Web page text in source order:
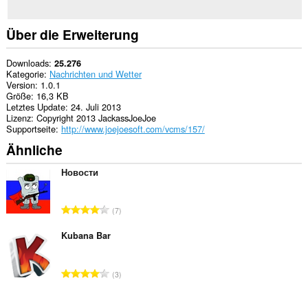
Über die Erweiterung
Downloads 25.276
Kategorie Nachrichten und Wetter
Version 1.0.1
Größe 16,3 KB
Letztes Update 24. Juli 2013
Lizenz Copyright 2013 JackassJoeJoe
Supportseite http://www.joejoesoft.com/vcms/157/
Ähnliche
Новости
G
s
t
7
Kubana Bar
G3